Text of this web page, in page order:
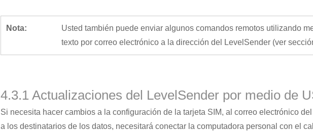
Nota:
Usted también puede enviar algunos comandos remotos utilizando
texto por correo electrónico a la dirección del LevelSender (ver
4.3.1 Actualizaciones del LevelSender por medio de
Si necesita hacer cambios a la configuración de la tarjeta SIM, al correo electrónico
a los destinatarios de los datos, necesitará conectar la computadora personal con el